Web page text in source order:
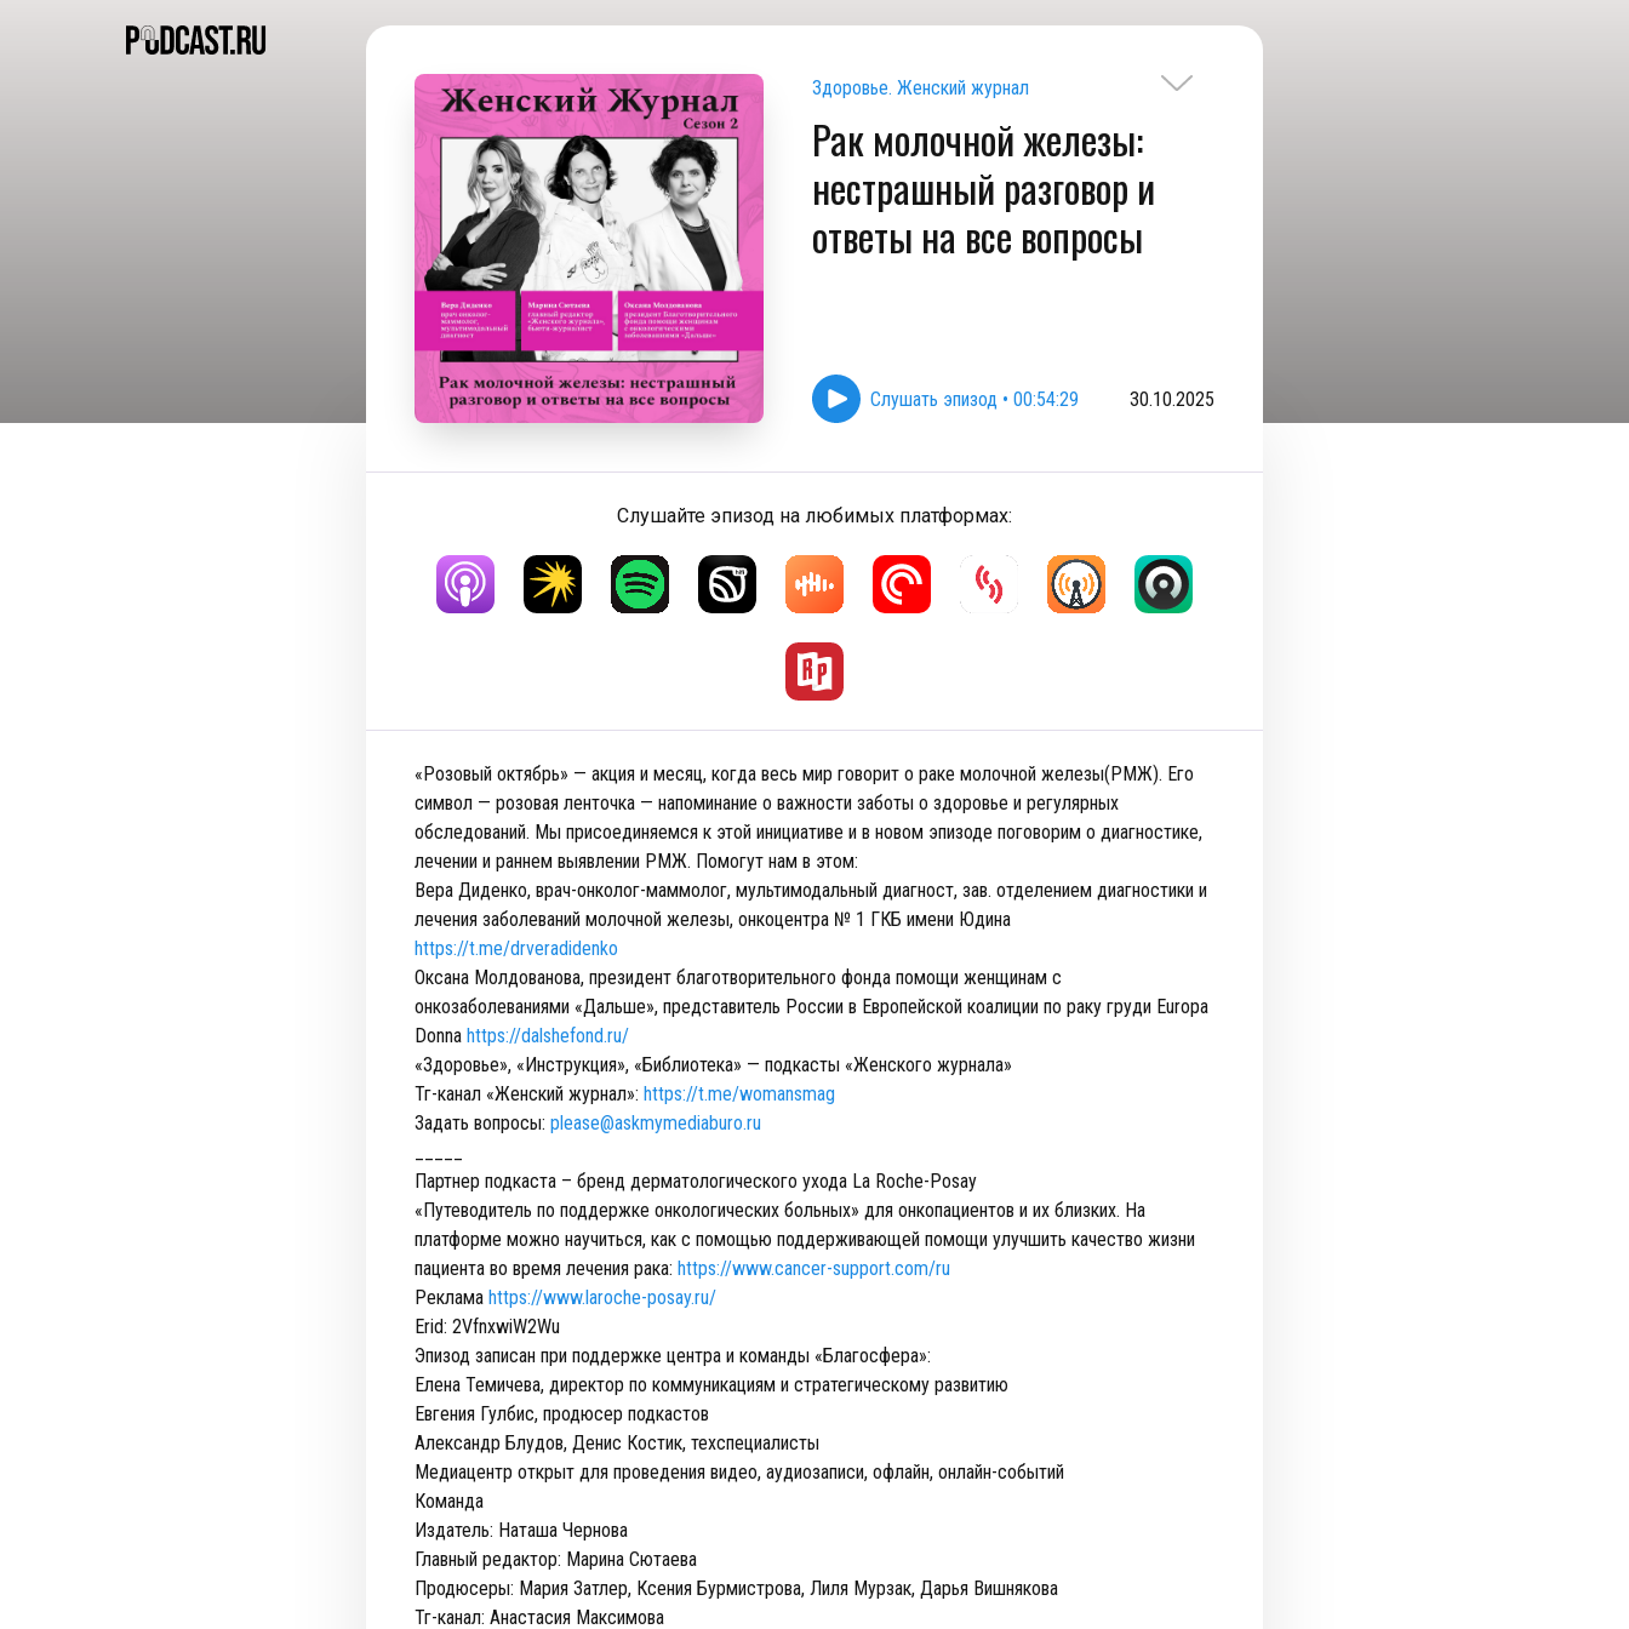
Здоровье. Женский журнал
Рак молочной железы:
нестрашный разговор и
ответы на все вопросы
Слушать эпизод • 00:54:29 30.10.2025
Слушайте эпизод на любимых платформах:
«Розовый октябрь» — акция и месяц, когда весь мир говорит о раке молочной железы(РМЖ). Его
символ — розовая ленточка — напоминание о важности заботы о здоровье и регулярных
обследований. Мы присоединяемся к этой инициативе и в новом эпизоде поговорим о диагностике,
лечении и раннем выявлении РМЖ. Помогут нам в этом:
Вера Диденко, врач-онколог-маммолог, мультимодальный диагност, зав. отделением диагностики и
лечения заболеваний молочной железы, онкоцентра № 1 ГКБ имени Юдина
https://t.me/drveradidenko
Оксана Молдованова, президент благотворительного фонда помощи женщинам с
онкозаболеваниями «Дальше», представитель России в Европейской коалиции по раку груди Europa
Donna https://dalshefond.ru/
«Здоровье», «Инструкция», «Библиотека» — подкасты «Женского журнала»
Тг-канал «Женский журнал»: https://t.me/womansmag
Задать вопросы: please@askmymediaburo.ru
Партнер подкаста – бренд дерматологического ухода La Roche-Posay
«Путеводитель по поддержке онкологических больных» для онкопациентов и их близких. На
платформе можно научиться, как с помощью поддерживающей помощи улучшить качество жизни
пациента во время лечения рака: https://www.cancer-support.com/ru
Реклама https://www.laroche-posay.ru/
Erid: 2VfnxwiW2Wu
Эпизод записан при поддержке центра и команды «Благосфера»:
Елена Темичева, директор по коммуникациям и стратегическому развитию
Евгения Гулбис, продюсер подкастов
Александр Блудов, Денис Костик, техспециалисты
Медиацентр открыт для проведения видео, аудиозаписи, офлайн, онлайн-событий
Команда
Издатель: Наташа Чернова
Главный редактор: Марина Сютаева
Продюсеры: Мария Затлер, Ксения Бурмистрова, Лиля Мурзак, Дарья Вишнякова
Тг-канал: Анастасия Максимова